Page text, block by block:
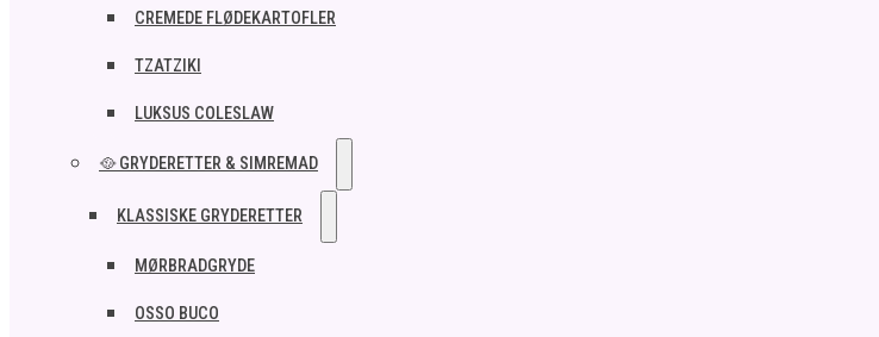
CREMEDE FLØDEKARTOFLER
TZATZIKI
LUKSUS COLESLAW
🥘 GRYDERETTER & SIMREMAD
KLASSISKE GRYDERETTER
MØRBRADGRYDE
OSSO BUCO